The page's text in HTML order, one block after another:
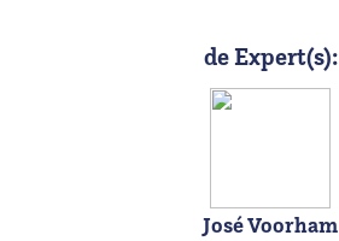
de Expert(s):
José Voorham